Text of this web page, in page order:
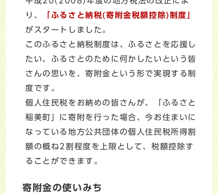
り、
「ふるさと納税(寄附金税額控除)制度」
がスタートしました。
このふるさと納税制度は、ふるさとを応援し
たい、ふるさとのために何かしたいという皆
さんの思いを、寄附金という形で実現する制
度です。
個人住民税をお納めの皆さんが、「ふるさと
稲美町」に寄附を行った場合、今お住まいに
なっている地方公共団体の個人住民税所得割
額の概ね2割程度を上限として、税額控除す
ることができます。
寄附金の使いみち